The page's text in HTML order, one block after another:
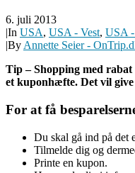
6. juli 2013
|In USA, USA - Vest, USA
|By Annette Seier -
Tip – Shopping med rabat
et kuponhæfte. Det vil
For at få
Du skal gå ind på det
Tilmelde dig og
Printe en kupon.